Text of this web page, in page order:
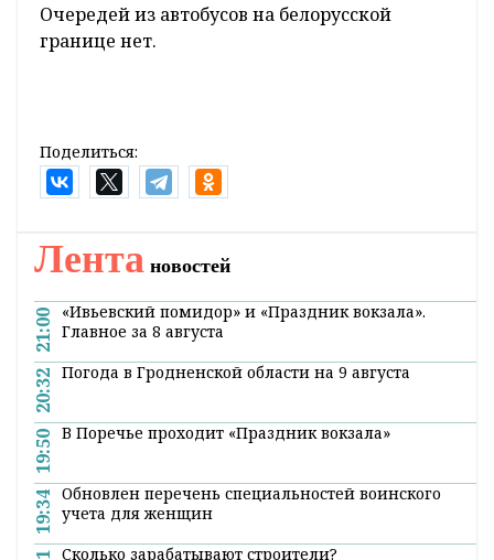
Очередей из автобусов на белорусской
границе нет.
Поделиться:
Лента новостей
21:00
«Ивьевский помидор» и «Праздник вокзала».
Главное за 8 августа
20:32 Погода в Гродненской области на 9 августа
19:50 В Поречье проходит «Праздник вокзала»
19:34 Обновлен перечень специальностей воинского
учета для женщин
Сколько зарабатывают строители?